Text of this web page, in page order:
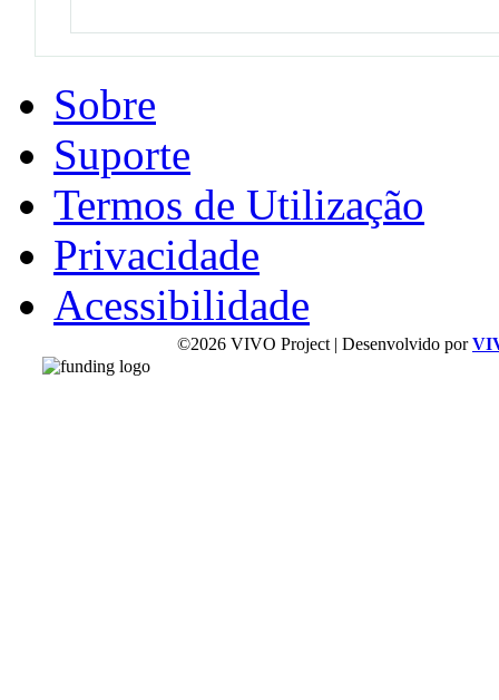
Sobre
Suporte
Termos de Utilização
Privacidade
Acessibilidade
©2026 VIVO Project | Desenvolvido por